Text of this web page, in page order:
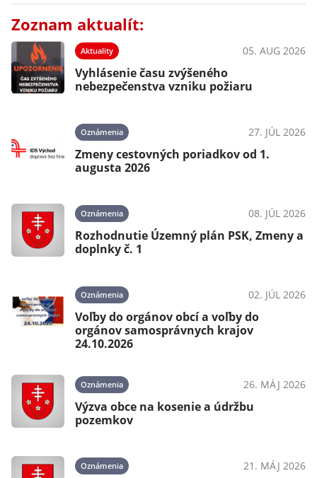
Zoznam aktualít:
Aktuality 05. AUG 2026
Vyhlásenie času zvýšeného
nebezpečenstva vzniku požiaru
Oznámenia 27. JÚL 2026
Zmeny cestovných poriadkov od 1.
augusta 2026
Oznámenia 08. JÚL 2026
Rozhodnutie Územný plán PSK, Zmeny a
doplnky č. 1
Oznámenia 02. JÚL 2026
Voľby do orgánov obcí a voľby do
orgánov samosprávnych krajov
24.10.2026
Oznámenia 26. MÁJ 2026
Výzva obce na kosenie a údržbu
pozemkov
Oznámenia 21. MÁJ 2026